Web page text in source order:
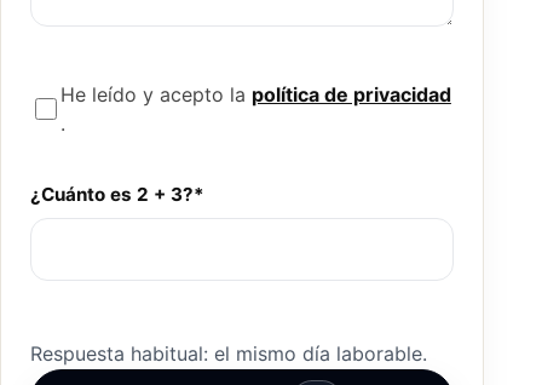
He leído y acepto la política de privacidad
.
¿Cuánto es 2 + 3?*
Respuesta habitual: el mismo día laborable.